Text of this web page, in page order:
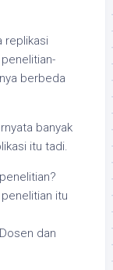
replikasi
berbeda
banyak
itu tadi.
itu
dan